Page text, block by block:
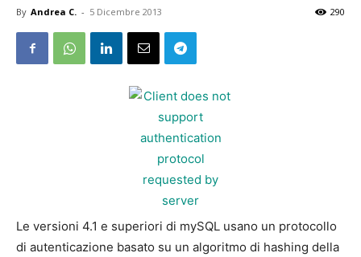
By Andrea C. - 5 Dicembre 2013 290
Le versioni 4.1 e superiori di mySQL usano un protocollo
di autenticazione basato su un algoritmo di hashing della